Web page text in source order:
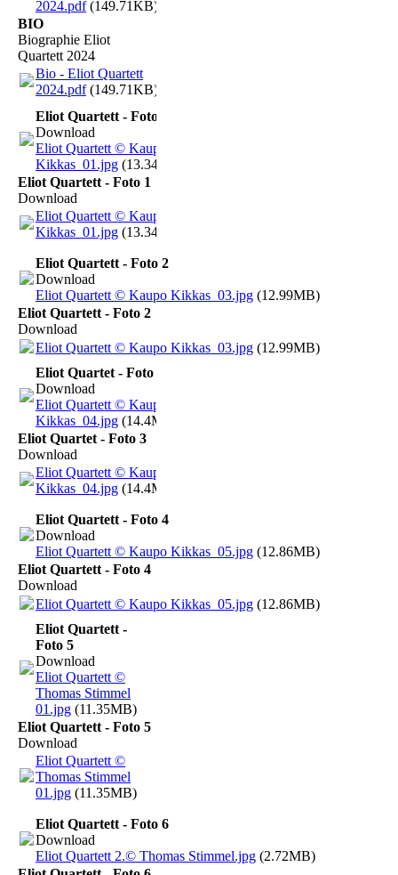
2024.pdf(149.71KB)
BIO
Biographie Eliot
Quartett 2024
Bio - Eliot Quartett
2024.pdf(149.71KB)
Eliot Quartett - Foto 1
Download
Eliot Quartett © Kaupo
Kikkas_01.jpg (13.34MB)
Eliot Quartett - Foto 1
Download
Eliot Quartett © Kaupo
Kikkas_01.jpg (13.34MB)
Eliot Quartett - Foto 2
Download
Eliot Quartett © Kaupo Kikkas_03.jpg (12.99MB)
Eliot Quartett - Foto 2
Download
Eliot Quartett © Kaupo Kikkas_03.jpg (12.99MB)
Eliot Quartet - Foto 3
Download
Eliot Quartett © Kaupo
Kikkas_04.jpg (14.4MB)
Eliot Quartet - Foto 3
Download
Eliot Quartett © Kaupo
Kikkas_04.jpg (14.4MB)
Eliot Quartett - Foto 4
Download
Eliot Quartett © Kaupo Kikkas_05.jpg (12.86MB)
Eliot Quartett - Foto 4
Download
Eliot Quartett © Kaupo Kikkas_05.jpg (12.86MB)
Eliot Quartett -
Foto 5
Download
Eliot Quartett ©
Thomas Stimmel
01.jpg (11.35MB)
Eliot Quartett - Foto 5
Download
Eliot Quartett ©
Thomas Stimmel
01.jpg (11.35MB)
Eliot Quartett - Foto 6
Download
Eliot Quartett 2.© Thomas Stimmel.jpg (2.72MB)